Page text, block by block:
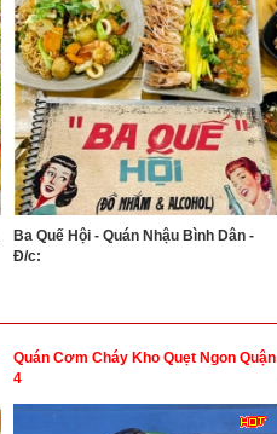
Ba Quế Hội - Quán Nhậu Bình Dân -
Đ/c:
Quán Cơm Cháy Kho Quẹt Ngon Quận
4